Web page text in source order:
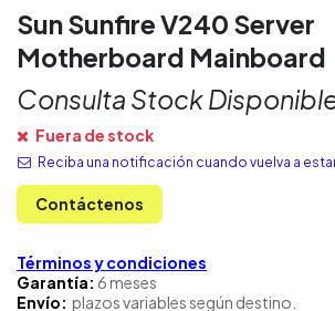
Sun Sunfire V240 Server
Motherboard Mainboard
Consulta Stock
Fuera de stock
Reciba una notificación cuando vuelva a
Contáctenos
Términos y condiciones
Garantía: 6 meses
Envío: plazos variables según destino.